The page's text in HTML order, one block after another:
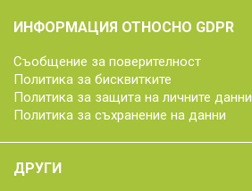
ИНФОРМАЦИЯ ОТНОСНО GDPR
Съобщение за поверителност
Политика за бисквитките
Политика за защита на личните данни
Политика за съхранение на данни
ДРУГИ